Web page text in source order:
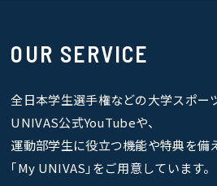
OUR SERVICE
全日本学生選手権などの大学スポー
UNIVAS公式YouTubeや、
運動部学生に役立つ機能や特典を備
｢My UNIVAS｣をご用意しています。